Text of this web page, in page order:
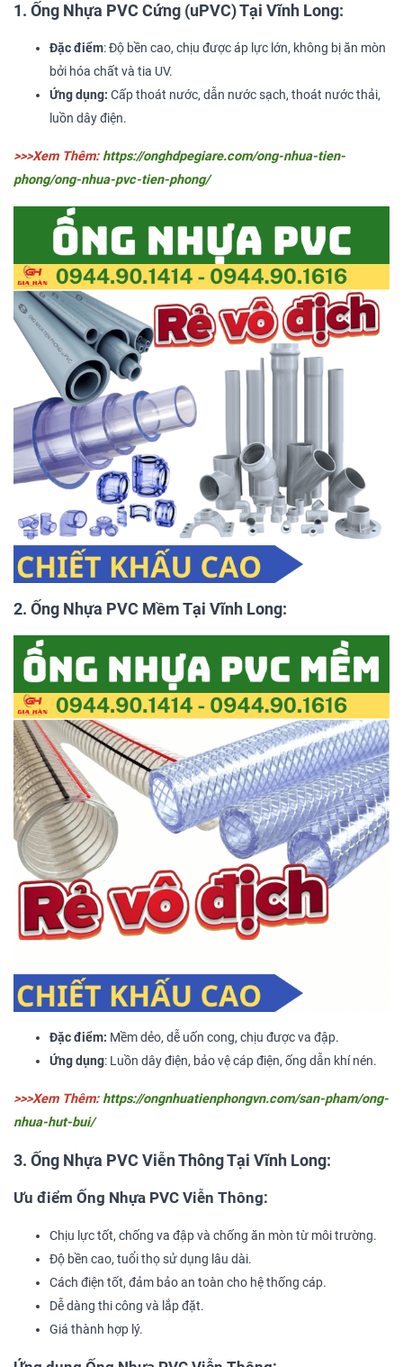
1. Ống Nhựa PVC Cứng (uPVC) Tại Vĩnh Long:
Đặc điểm: Độ bền cao, chịu được áp lực lớn, không bị ăn mòn
bởi hóa chất và tia UV.
Ứng dụng: Cấp thoát nước, dẫn nước sạch, thoát nước thải,
luồn dây điện.
>>>Xem Thêm: https://onghdpegiare.com/ong-nhua-tien-
phong/ong-nhua-pvc-tien-phong/
2. Ống Nhựa PVC Mềm Tại Vĩnh Long:
Đặc điểm: Mềm dẻo, dễ uốn cong, chịu được va đập.
Ứng dụng: Luồn dây điện, bảo vệ cáp điện, ống dẫn khí nén.
>>>Xem Thêm: https://ongnhuatienphongvn.com/san-pham/ong-
nhua-hut-bui/
3. Ống Nhựa PVC Viễn Thông Tại Vĩnh Long:
Ưu điểm Ống Nhựa PVC Viễn Thông:
Chịu lực tốt, chống va đập và chống ăn mòn từ môi trường.
Độ bền cao, tuổi thọ sử dụng lâu dài.
Cách điện tốt, đảm bảo an toàn cho hệ thống cáp.
Dễ dàng thi công và lắp đặt.
Giá thành hợp lý.